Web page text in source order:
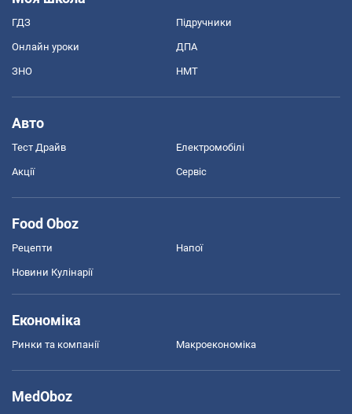
ГДЗ Підручники
Онлайн уроки ДПА
ЗНО НМТ
Авто
Тест Драйв Електромобілі
Акції Сервіс
Food Oboz
Рецепти Напої
Новини Кулінарії
Економіка
Ринки та компанії Макроекономіка
MedOboz